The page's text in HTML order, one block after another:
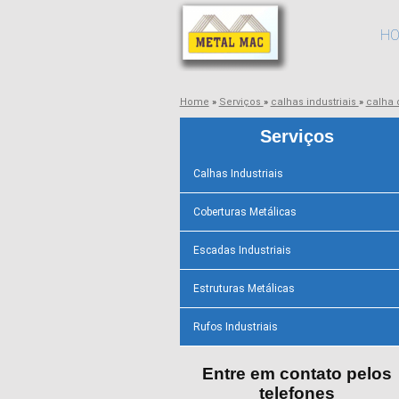
Home » Serviços » calhas industriais » calha
Serviços
Calhas Industriais
Coberturas Metálicas
Escadas Industriais
Estruturas Metálicas
Rufos Industriais
Entre em contato pelos
telefones